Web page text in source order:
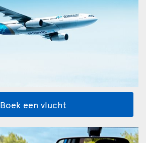
Boek een vlucht